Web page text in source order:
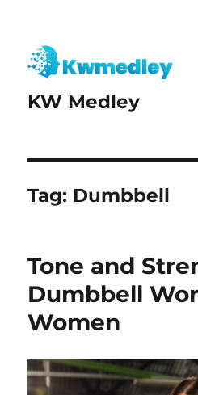
KW Medley
Tag: Dumbbell
Tone and
Dumbbell
Women